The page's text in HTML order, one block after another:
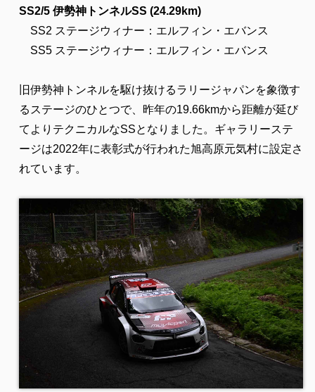
SS2/5 伊勢神トンネルSS (24.29km)
SS2 ステージウィナー：エルフィン・エバンス
SS5 ステージウィナー：エルフィン・エバンス
旧伊勢神トンネルを駆け抜けるラリージャパンを象徴す
るステージのひとつで、昨年の19.66kmから距離が延び
てよりテクニカルなSSとなりました。ギャラリーステ
ージは2022年に表彰式が行われた旭高原元気村に設定さ
れています。